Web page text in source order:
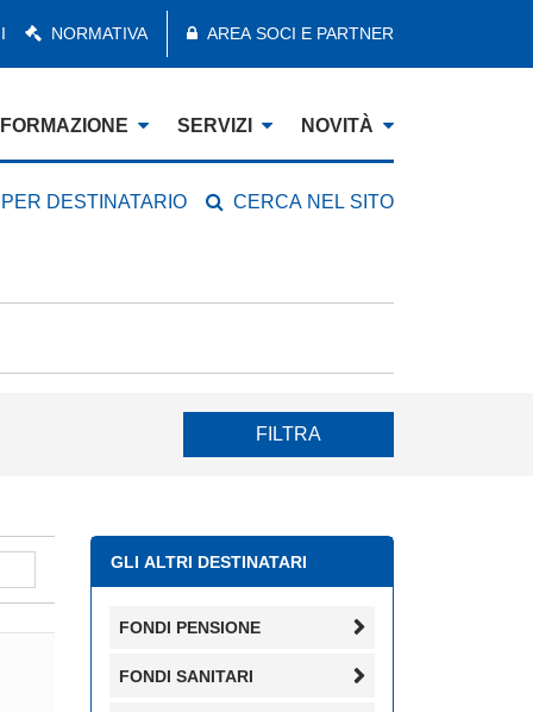
NORMATIVA AREA SOCI E PARTNER
FORMAZIONE SERVIZI NOVITÀ
DESTINATARIO CERCA NEL SITO
FILTRA
GLI ALTRI DESTINATARI
FONDI PENSIONE
FONDI SANITARI